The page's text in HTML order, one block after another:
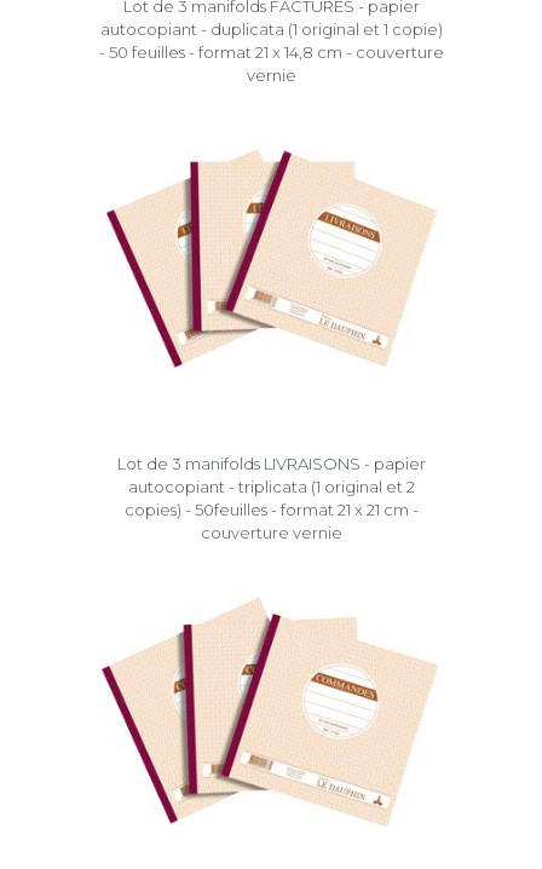
Lot de 3 manifolds FACTURES - papier
autocopiant - duplicata (1 original et 1 copie)
- 50 feuilles - format 21 x 14,8 cm - couverture
vernie
Lot de 3 manifolds LIVRAISONS - papier
autocopiant - triplicata (1 original et 2
copies) - 50feuilles - format 21 x 21 cm -
couverture vernie